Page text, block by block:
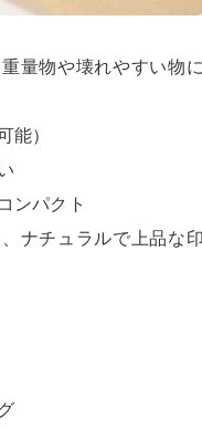
量物や壊れやすい物
能）
ンパクト
ナチュラルで上品な